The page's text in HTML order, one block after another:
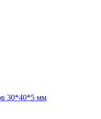
30*40*5 мм